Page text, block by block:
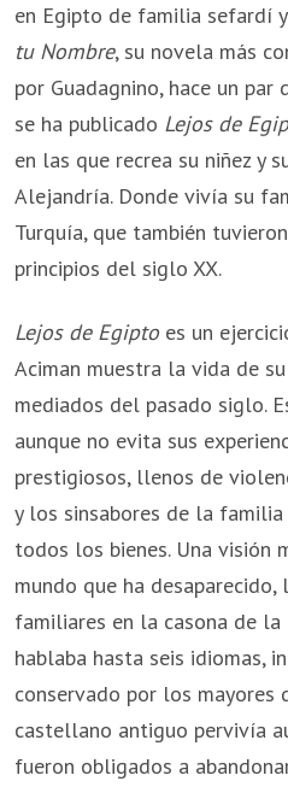
en Egipto de familia sefardí
tu Nombre, su novela más
por Guadagnino, hace un par
se ha publicado Lejos de
en las que recrea su niñez y
Alejandría. Donde vivía su
Turquía, que también
principios del siglo XX.
Lejos de Egipto es un
Aciman muestra la vida de
mediados del pasado siglo.
aunque no evita sus
prestigiosos, llenos de
y los sinsabores de la
todos los bienes. Una visión
mundo que ha desaparecido,
familiares en la casona de la
hablaba hasta seis idiomas,
conservado por los mayores
castellano antiguo pervivía
fueron obligados a